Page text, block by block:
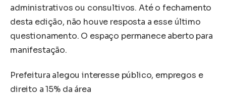
administrativos ou consultivos. Até o fechamento
desta edição, não houve resposta a esse último
questionamento. O espaço permanece aberto para
manifestação.
Prefeitura alegou interesse público, empregos e
direito a 15% da área